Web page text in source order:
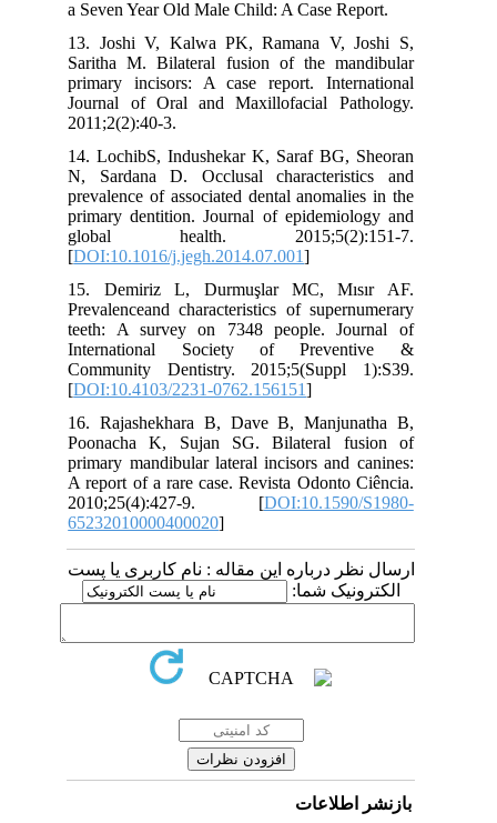
a Seven Year Old Male Child: A Case Report.
13. Joshi V, Kalwa PK, Ramana V, Joshi S,
Saritha M. Bilateral fusion of the mandibular
primary incisors: A case report. International
Journal of Oral and Maxillofacial Pathology.
2011;2(2):40-3.
14. LochibS, Indushekar K, Saraf BG, Sheoran
N, Sardana D. Occlusal characteristics and
prevalence of associated dental anomalies in the
primary dentition. Journal of epidemiology and
global health. 2015;5(2):151-7.
[DOI:10.1016/j.jegh.2014.07.001
15. Demiriz L, Durmuşlar MC, Mısır AF.
Prevalenceand characteristics of supernumerary
teeth: A survey on 7348 people. Journal of
International Society of Preventive &
Community Dentistry. 2015;5(Suppl 1):S39.
[DOI:10.4103/2231-0762.156151
16. Rajashekhara B, Dave B, Manjunatha B,
Poonacha K, Sujan SG. Bilateral fusion of
primary mandibular lateral incisors and canines:
A report of a rare case. Revista Odonto Ciência.
2010;25(4):427-9. [DOI:10.1590/S1980-
65232010000400020
ارسال نظر درباره این مقاله : نام کاربری یا پست
الکترونیک شما:
بازنشر اطلاعات